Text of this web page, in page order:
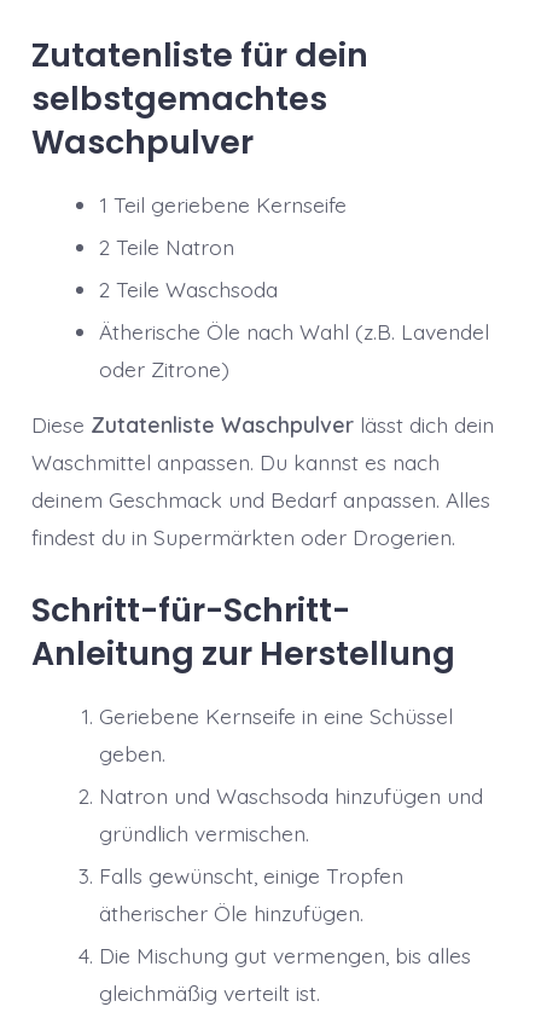
Zutatenliste für dein
selbstgemachtes
Waschpulver
1 Teil geriebene Kernseife
2 Teile Natron
2 Teile Waschsoda
Ätherische Öle nach Wahl (z.B. Lavendel
oder Zitrone)
Diese Zutatenliste Waschpulverlässt dich dein
Waschmittel anpassen. Du kannst es nach
deinem Geschmack und Bedarf anpassen. Alles
findest du in Supermärkten oder Drogerien.
Schritt-für-Schritt-
Anleitung zur Herstellung
Geriebene Kernseife in eine Schüssel
geben.
Natron und Waschsoda hinzufügen und
gründlich vermischen.
Falls gewünscht, einige Tropfen
ätherischer Öle hinzufügen.
Die Mischung gut vermengen, bis alles
gleichmäßig verteilt ist.